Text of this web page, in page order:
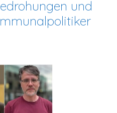
und